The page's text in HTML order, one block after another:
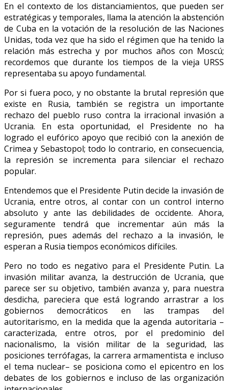
En el contexto de los distanciamientos, que pueden ser
estratégicas y temporales, llama la atención la abstención
de Cuba en la votación de la resolución de las Naciones
Unidas, toda vez que ha sido el régimen que ha tenido la
relación más estrecha y por muchos años con Moscú;
recordemos que durante los tiempos de la vieja URSS
representaba su apoyo fundamental.
Por si fuera poco, y no obstante la brutal represión que
existe en Rusia, también se registra un importante
rechazo del pueblo ruso contra la irracional invasión a
Ucrania. En esta oportunidad, el Presidente no ha
logrado el eufórico apoyo que recibió con la anexión de
Crimea y Sebastopol; todo lo contrario, en consecuencia,
la represión se incrementa para silenciar el rechazo
popular.
Entendemos que el Presidente Putin decide la invasión de
Ucrania, entre otros, al contar con un control interno
absoluto y ante las debilidades de occidente. Ahora,
seguramente tendrá que incrementar aún más la
represión, pues además del rechazo a la invasión, le
esperan a Rusia tiempos económicos difíciles.
Pero no todo es negativo para el Presidente Putin. La
invasión militar avanza, la destrucción de Ucrania, que
parece ser su objetivo, también avanza y, para nuestra
desdicha, pareciera que está logrando arrastrar a los
gobiernos democráticos en las trampas del
autoritarismo, en la medida que la agenda autoritaria –
caracterizada, entre otros, por el predominio del
nacionalismo, la visión militar de la seguridad, las
posiciones terrófagas, la carrera armamentista e incluso
el tema nuclear– se posiciona como el epicentro en los
debates de los gobiernos e incluso de las organización